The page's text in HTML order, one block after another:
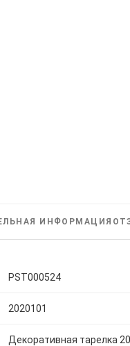
ИНФОРМАЦИЯ
PST000524
2020101
Декоративная тарелка